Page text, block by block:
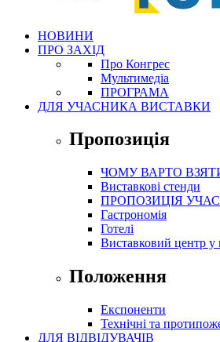
НОВИНИ
ПРО ЗАХІД
Про Конгрес
Mультимедіа
ПРОГРАМА
ДЛЯ УЧАСНИКА ВИСТАВКИ
Пропозиція
ЧОМУ ВАРТО
Виставкові стенди
ПРОПОЗИЦІЯ
Гастрономія
Готелі
Виставковий центр у
Положення
Експоненти
Технічні та
ДЛЯ ВІДВІДУВАЧІВ